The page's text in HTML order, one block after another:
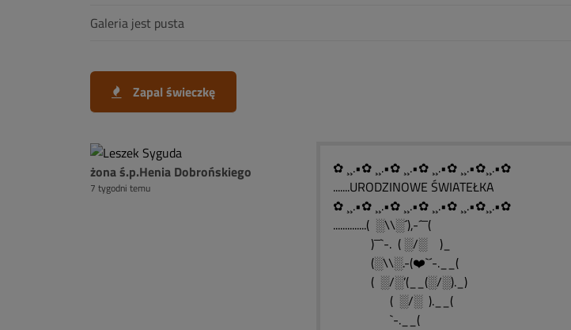
Galeria jest pusta
Zapal świeczkę
żona ś.p.Henia Dobrońskiego
7 tygodni temu
✿ ¸¸.•✿ ¸¸.•✿ ¸¸.•✿ ¸¸.•✿ ¸¸.•✿¸¸.•✿
.......URODZINOWE ŚWIATEŁKA
✿ ¸¸.•✿ ¸¸.•✿ ¸¸.•✿ ¸¸.•✿ ¸¸.•✿¸¸.•✿
..............( ░\\░´),-´¯¯(
)¯¯`-. ( ░/░ )_
(░\\░.-(❤️`´-.__(
( ░/░’(__(░/░)._)
( ░/░ ).__(
`-.__(